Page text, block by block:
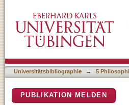
Universitätsbibliographie → 5
PUBLIKATION MELDEN